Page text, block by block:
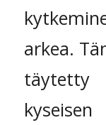
arkea.
täytetty